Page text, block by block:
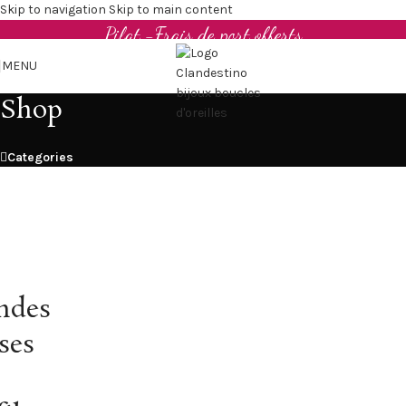
Skip to navigation Skip to main content
Boucles d'oreilles et bijoux en cuir upcyclé - Made in
Pilat -Frais de port offerts
MENU
Shop
Categories